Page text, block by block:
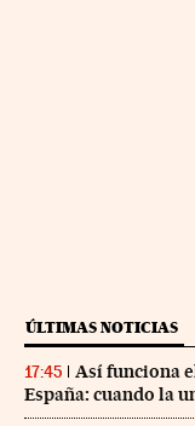
ÚLTIMAS NOTICIAS
17:45
Así funciona
España: cuando la